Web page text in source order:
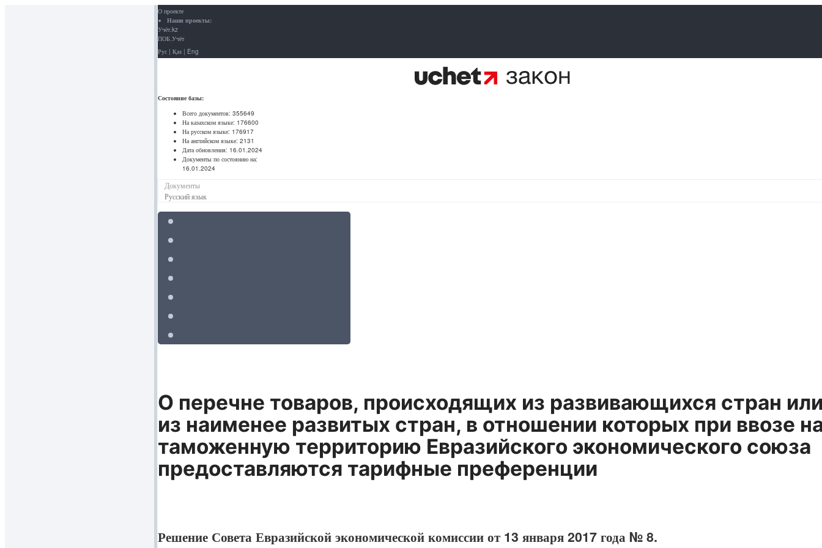
О проекте
Наши проекты:
Учёт.kz
ПОБ.Учёт
Рус | Қаз | Eng
Состояние базы:
Всего документов: 355649
На казахском языке: 176600
На русском языке: 176917
На английском языке: 2131
Дата обновления: 16.01.2024
Документы по состоянию на:
16.01.2024
Документы
Русский язык
О перечне товаров, происходящих из развивающихся стран
из наименее развитых стран, в отношении которых при ввозе
таможенную территорию Евразийского экономического союза
предоставляются тарифные преференции
Решение Совета Евразийской экономической комиссии от 13 января 2017 года № 8.